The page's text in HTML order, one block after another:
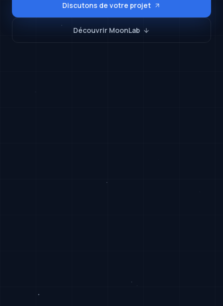
Discutons de votre projet
Découvrir MoonLab